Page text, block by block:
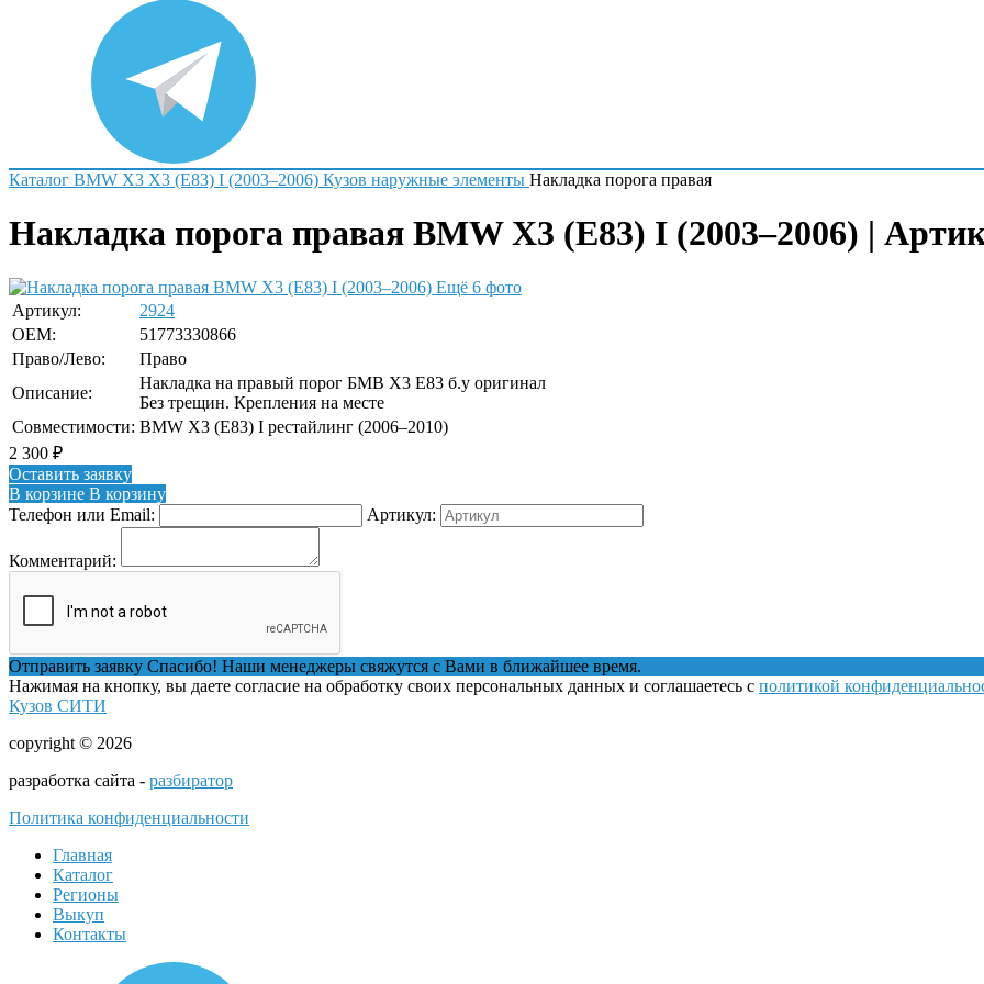
Каталог BMW X3 X3 (E83) I (2003–2006) Кузов наружные элементы Накладка порога правая
Накладка порога правая BMW X3 (E83) I (2003–2006) |
Ещё 6 фото
Артикул:
2924
OEM:
51773330866
Право/Лево:
Право
Описание:
Накладка на правый порог БМВ Х3 Е83 б.у оригинал
Без трещин. Крепления на месте
Совместимости: BMW X3 (E83) I рестайлинг (2006–2010)
2 300 ₽
Оставить заявку
В корзине В корзину
Телефон или Email:
Артикул:
Комментарий:
Отправить заявку Спасибо! Наши менеджеры свяжутся с Вами в ближайшее время.
Нажимая на кнопку, вы даете согласие на обработку своих персональных данных и соглашаетесь с политикой
Кузов СИТИ
copyright © 2026
разработка сайта - разбиратор
Политика конфиденциальности
Главная
Каталог
Регионы
Выкуп
Контакты